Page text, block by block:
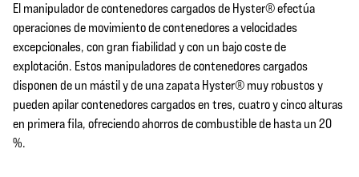
El manipulador de contenedores cargados de Hyster® efectúa
operaciones de movimiento de contenedores a velocidades
excepcionales, con gran fiabilidad y con un bajo coste de
explotación. Estos manipuladores de contenedores cargados
disponen de un mástil y de una zapata Hyster® muy robustos y
pueden apilar contenedores cargados en tres, cuatro y cinco alturas
en primera fila, ofreciendo ahorros de combustible de hasta un 20
%.